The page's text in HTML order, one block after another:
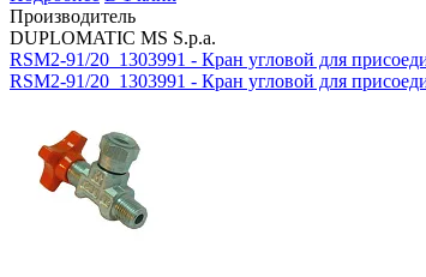
Производитель
DUPLOMATIC MS S.p.a.
RSM2-91/20_1303991 - Кран угловой для
RSM2-91/20_1303991 - Кран угловой для